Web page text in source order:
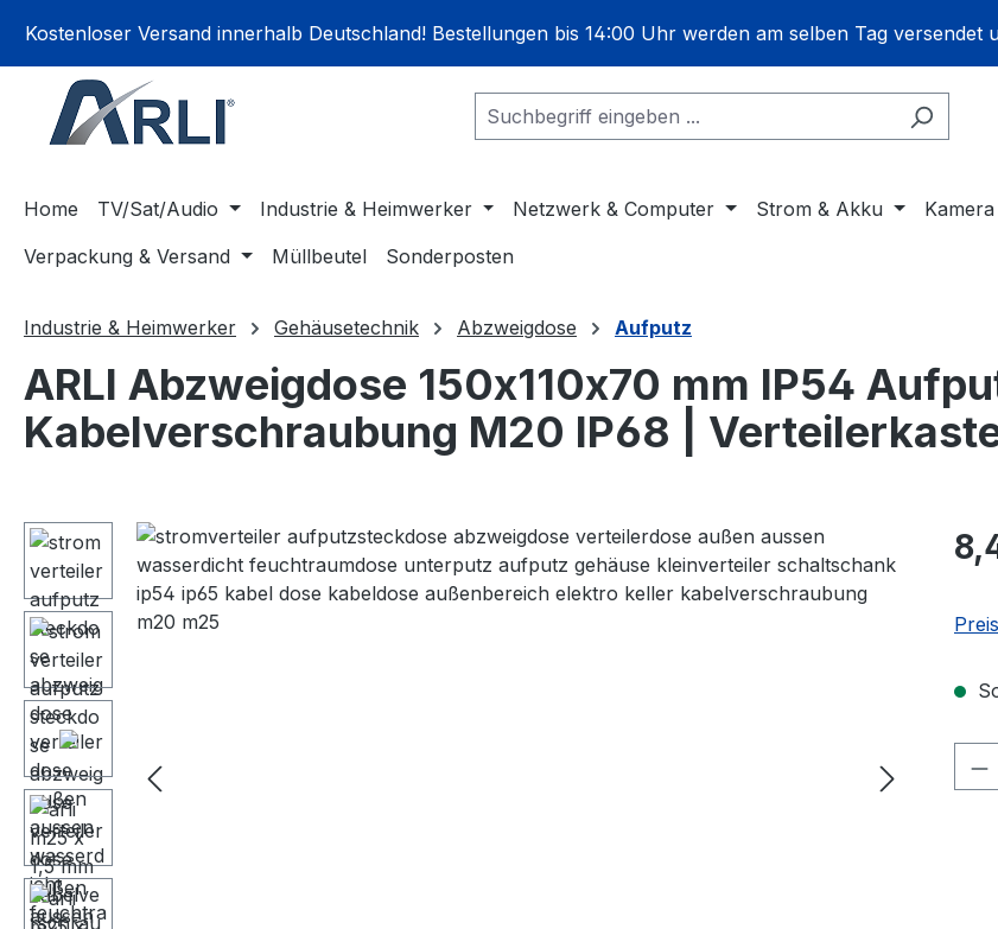
Zur Hauptnavigation springen
Kostenloser Versand innerhalb Deutschland! Bestellungen bis 14:00 Uhr werden am selben Tag
Home TV/Sat/Audio Industrie & Heimwerker Netzwerk & Computer Strom & Akku
Verpackung & Versand
Müllbeutel Sonderposten
Industrie & Heimwerker Gehäusetechnik Abzweigdose Aufputz
ARLI Abzweigdose 150x110x70 mm IP54
Kabelverschraubung M20 IP68 |
Bildergalerie überspringen